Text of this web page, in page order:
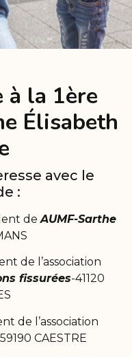
à la 1ère
Élisabeth
avec le
:
deAUMF-Sarthe
de l’association
fissurées-41120
de l’association
CAESTRE